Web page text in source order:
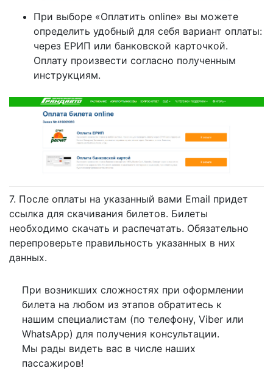
При выборе «Оплатить online» вы можете
определить удобный для себя вариант оплаты:
через ЕРИП или банковской карточкой.
Оплату произвести согласно полученным
инструкциям.
7. После оплаты на указанный вами Email придет
ссылка для скачивания билетов. Билеты
необходимо скачать и распечатать. Обязательно
перепроверьте правильность указанных в них
данных.
При возникших сложностях при оформлении
билета на любом из этапов обратитесь к
нашим специалистам (по телефону, Viber или
WhatsApp) для получения консультации.
Мы рады видеть вас в числе наших
пассажиров!